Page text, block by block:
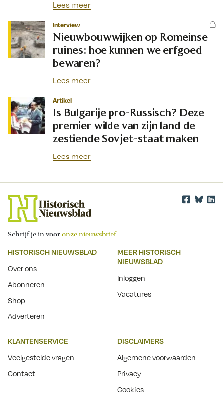
Lees meer
Interview
Nieuwbouwwijken op Romeinse
ruïnes: hoe kunnen we erfgoed
bewaren?
Lees meer
Artikel
Is Bulgarije pro-Russisch? Deze
premier wilde van zijn land de
zestiende Sovjet-staat maken
Lees meer
Schrijf je in vooronze nieuwsbrief
HISTORISCH NIEUWSBLAD
Over ons
Abonneren
Shop
Adverteren
MEER HISTORISCH
NIEUWSBLAD
Inloggen
Vacatures
KLANTENSERVICE
Veelgestelde vragen
Contact
DISCLAIMERS
Algemene voorwaarden
Privacy
Cookies